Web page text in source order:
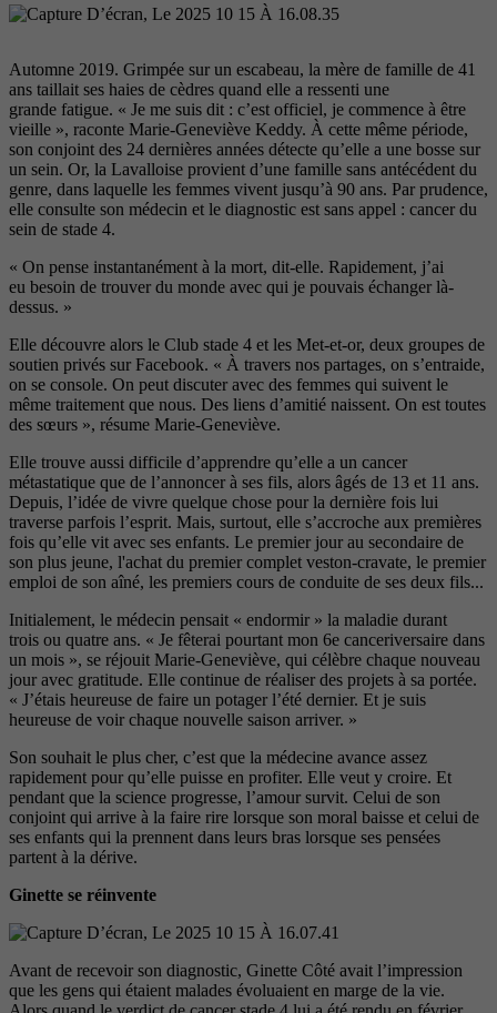
Automne 2019. Grimpée sur un escabeau, la mère de famille de 41
ans taillait ses haies de cèdres quand elle a ressenti une
grande fatigue. « Je me suis dit : c’est officiel, je commence à être
vieille », raconte Marie-Geneviève Keddy. À cette même période,
son conjoint des 24 dernières années détecte qu’elle a une bosse sur
un sein. Or, la Lavalloise provient d’une famille sans antécédent du
genre, dans laquelle les femmes vivent jusqu’à 90 ans. Par prudence,
elle consulte son médecin et le diagnostic est sans appel : cancer du
sein de stade 4.
« On pense instantanément à la mort, dit-elle. Rapidement, j’ai
eu besoin de trouver du monde avec qui je pouvais échanger là-
dessus. »
Elle découvre alors le Club stade 4 et les Met-et-or, deux groupes de
soutien privés sur Facebook. « À travers nos partages, on s’entraide,
on se console. On peut discuter avec des femmes qui suivent le
même traitement que nous. Des liens d’amitié naissent. On est toutes
des sœurs », résume Marie-Geneviève.
Elle trouve aussi difficile d’apprendre qu’elle a un cancer
métastatique que de l’annoncer à ses fils, alors âgés de 13 et 11 ans.
Depuis, l’idée de vivre quelque chose pour la dernière fois lui
traverse parfois l’esprit. Mais, surtout, elle s’accroche aux premières
fois qu’elle vit avec ses enfants. Le premier jour au secondaire de
son plus jeune, l'achat du premier complet veston-cravate, le premier
emploi de son aîné, les premiers cours de conduite de ses deux fils...
Initialement, le médecin pensait « endormir » la maladie durant
trois ou quatre ans. « Je fêterai pourtant mon 6e canceriversaire dans
un mois », se réjouit Marie-Geneviève, qui célèbre chaque nouveau
jour avec gratitude. Elle continue de réaliser des projets à sa portée.
« J’étais heureuse de faire un potager l’été dernier. Et je suis
heureuse de voir chaque nouvelle saison arriver. »
Son souhait le plus cher, c’est que la médecine avance assez
rapidement pour qu’elle puisse en profiter. Elle veut y croire. Et
pendant que la science progresse, l’amour survit. Celui de son
conjoint qui arrive à la faire rire lorsque son moral baisse et celui de
ses enfants qui la prennent dans leurs bras lorsque ses pensées
partent à la dérive.
Ginette se réinvente
Avant de recevoir son diagnostic, Ginette Côté avait l’impression
que les gens qui étaient malades évoluaient en marge de la vie.